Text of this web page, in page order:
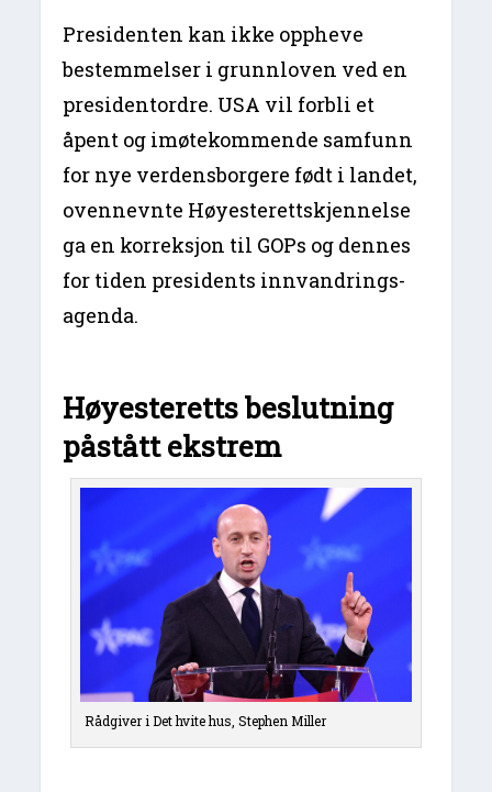
Presidenten kan ikke oppheve
bestemmelser i grunnloven ved en
presidentordre. USA vil forbli et
åpent og imøtekommende samfunn
for nye verdensborgere født i landet,
ovennevnte Høyesterettskjennelse
ga en korreksjon til GOPs og dennes
for tiden presidents innvandrings-
agenda.
Høyesteretts beslutning
påstått ekstrem
Rådgiver i Det hvite hus, Stephen Miller